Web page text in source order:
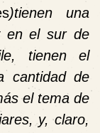
)tienen una
en el sur de
tienen el
cantidad de
el tema de
y, claro,